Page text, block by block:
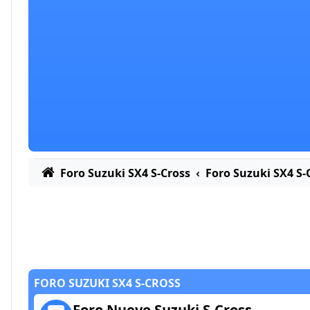
Foro Suzuki SX4 S-Cross Foro Suzuki SX4 S-
FORO SUZUKI SX4 S-CROSS